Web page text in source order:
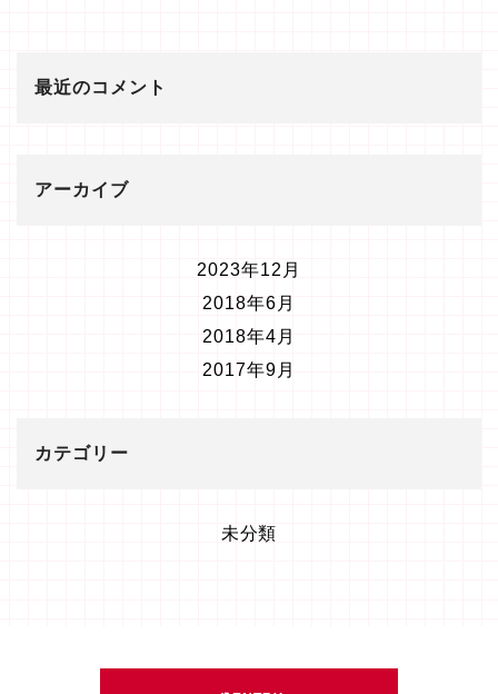
最近のコメント
アーカイブ
2023年12月
2018年6月
2018年4月
2017年9月
カテゴリー
未分類